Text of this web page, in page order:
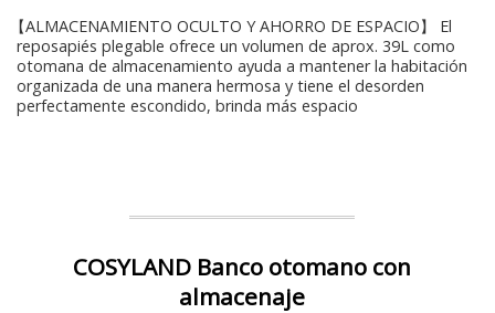
【ALMACENAMIENTO OCULTO Y AHORRO DE ESPACIO】 El
reposapiés plegable ofrece un volumen de aprox. 39L como
otomana de almacenamiento ayuda a mantener la habitación
organizada de una manera hermosa y tiene el desorden
perfectamente escondido, brinda más espacio
COSYLAND Banco otomano con
almacenaje